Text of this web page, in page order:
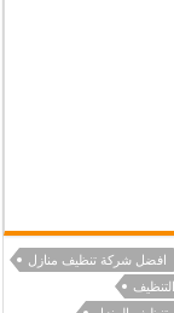
افضل شركة تنظيف منازل
التنظيف